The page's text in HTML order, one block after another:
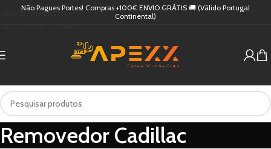
Skip to navigation
Não Pagues Portes! Compras +100€ ENVIO GRÁTIS 🚚 (Válido Portugal
Continental)
Removedor Cadillac